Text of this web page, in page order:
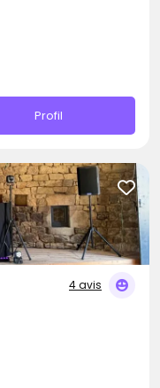
Profil
4 avis